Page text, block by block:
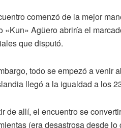
comenzó de la mejor
«Kun» Agüero abriría el
que disputó.
todo se empezó a venir
llegó a la igualdad a los
de allí, el encuentro se
(era desastrosa desde